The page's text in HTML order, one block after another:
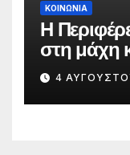
ΚΟΙΝΩΝΙΑ
Η
στη μάχη
Δράσεις
4